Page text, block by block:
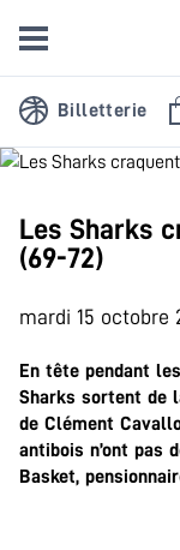
Billetterie
Les Sharks
(69-72)
mardi 15 octobre
En tête pendant
Sharks sortent de
de Clément
antibois n’ont pas
Basket,